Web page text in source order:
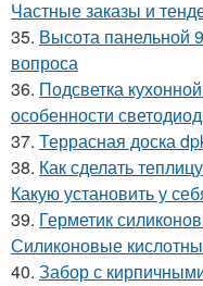
Частные заказы и
35. Высота панельной
вопроса
36. Подсветка
особенности
37. Террасная доска
38. Как сделать
Какую установить у
39. Герметик
Силиконовые
40. Забор с